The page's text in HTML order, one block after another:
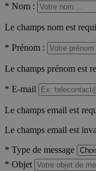
* Nom :
Le champs nom est
* Prénom :
Le champs prénom est
* E-mail
Le champs email est
Le champs email est
* Type de message
* Objet